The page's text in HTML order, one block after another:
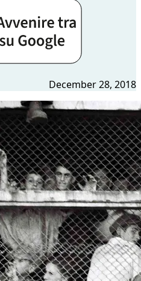
December 28, 2018